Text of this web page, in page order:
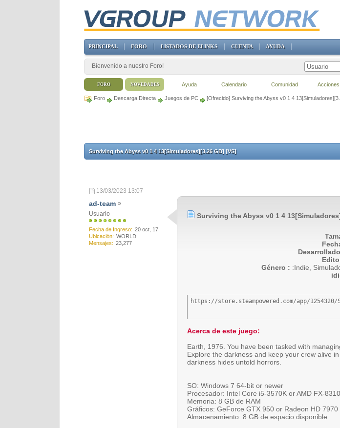
Foro Descarga Directa Juegos de PC [Ofrecido] Surviving the Abyss v0 1 4
Surviving the Abyss v0 1 4 13[Simuladores][3.26 GB] [VS]
13/03/2023 13:07
ad-team
Usuario
Fecha de Ingreso
20 oct, 17
Ubicación
WORLD
Mensajes
23,277
Surviving the Abyss v0 1 4
Género : :Indie,
https://store.steampowered.com/app/
Acerca de este juego:
Earth, 1976. You have been tasked with
Explore the darkness and keep your crew alive
darkness hides untold horrors.
SO: Windows 7 64-bit or newer
Procesador: Intel Core i5-3570K or AMD FX-8310
Memoria: 8 GB de RAM
Gráficos: GeForce GTX 950 or Radeon HD 7970
Almacenamiento: 8 GB de espacio disponible
PRINCIPAL FORO LISTADOS DE ELINKS CUENTA AYUDA
Bienvenido a nuestro Foro!
FORO Ayuda Calendario Comunidad
NOVEDADES